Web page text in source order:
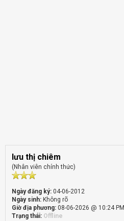
lưu thị chiêm
(Nhân viên chính thức)
Ngày đăng ký: 04-06-2012
Ngày sinh: Không rõ
Giờ địa phương: 08-06-2026 @ 10:24 PM
Trạng thái: Offline